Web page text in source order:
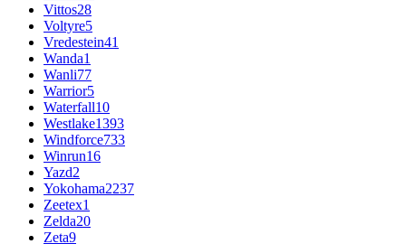
Vittos28
Voltyre5
Vredestein41
Wanda1
Wanli77
Warrior5
Waterfall10
Westlake1393
Windforce733
Winrun16
Yazd2
Yokohama2237
Zeetex1
Zelda20
Zeta9